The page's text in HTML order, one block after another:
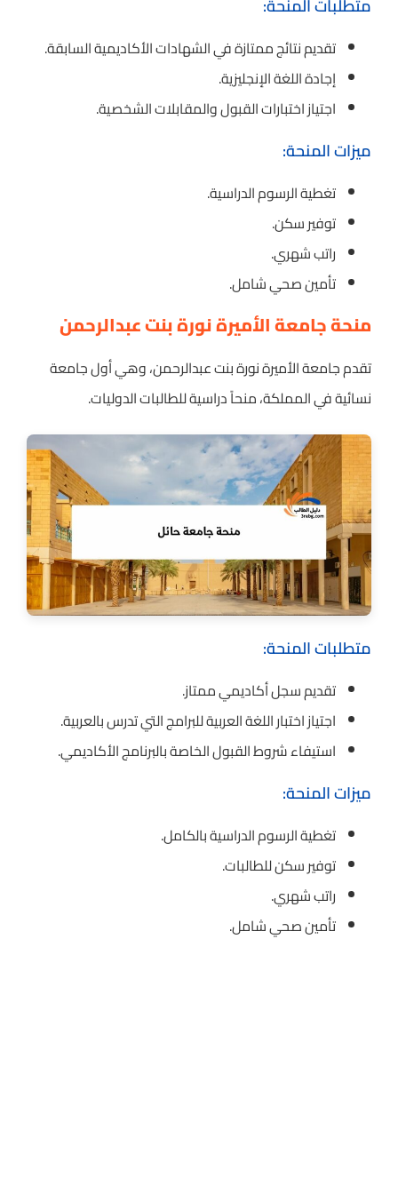
تقديم نتائج ممتازة في الشهادات الأكاديمية السابقة.
إجادة اللغة الإنجليزية.
اجتياز اختبارات القبول والمقابلات الشخصية.
ميزات المنحة:
تغطية الرسوم الدراسية.
توفير سكن.
راتب شهري.
تأمين صحي شامل.
منحة جامعة الأميرة نورة بنت عبدالرحمن
تقدم جامعة الأميرة نورة بنت عبدالرحمن، وهي أول جامعة
نسائية في المملكة، منحاً دراسية للطالبات الدوليات.
متطلبات المنحة:
تقديم سجل أكاديمي ممتاز.
اجتياز اختبار اللغة العربية للبرامج التي تدرس بالعربية.
استيفاء شروط القبول الخاصة بالبرنامج الأكاديمي.
ميزات المنحة:
تغطية الرسوم الدراسية بالكامل.
توفير سكن للطالبات.
راتب شهري.
تأمين صحي شامل.